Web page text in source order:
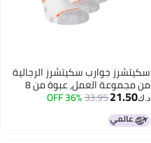
سكيتشرز جوارب سكيتشرز الرجالية
من مجموعة العمل، عبوة من 8
جوارب، قصيرة تصل إلى منتصف
الساق، مبطنة بشكل إضافي مع
تهوية شبكية، لون أبيض، مقاس
د.ك‏21.50
33.95
36% OFF